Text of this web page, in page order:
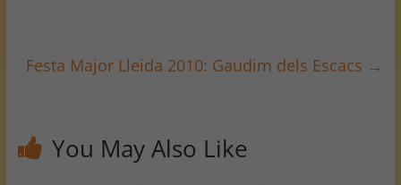
Festa Major Lleida 2010: Gaudim dels Escacs →
You May Also Like